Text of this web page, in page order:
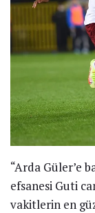
“Arda Güler’e
efsanesi Guti
vakitlerin en